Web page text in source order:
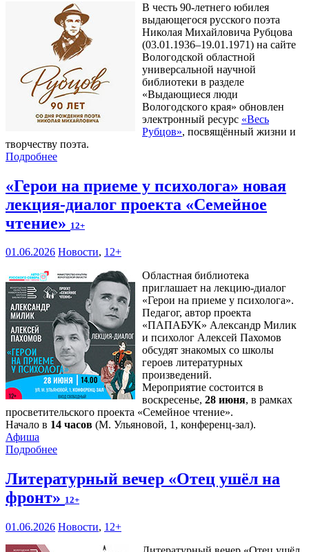
В честь 90-летнего юбилея
выдающегося русского поэта
Николая Михайловича Рубцова
(03.01.1936–19.01.1971) на сайте
Вологодской областной
универсальной научной
библиотеки в разделе
«Выдающиеся люди
Вологодского края» обновлен
электронный ресурс «Весь
Рубцов», посвящённый жизни и
творчеству поэта.
Подробнее
«Герои на приеме у психолога» новая
лекция-диалог проекта «Семейное
чтение» 12+
01.06.2026 Новости, 12+
Областная библиотека
приглашает на лекцию-диалог
«Герои на приеме у психолога».
Педагог, автор проекта
«ПАПАБУК» Александр Милик
и психолог Алексей Пахомов
обсудят знакомых со школы
героев литературных
произведений.
Мероприятие состоится в
воскресенье, 28 июня, в рамках
просветительского проекта «Семейное чтение».
Начало в 14 часов (М. Ульяновой, 1, конференц-зал).
Афиша
Подробнее
Литературный вечер «Отец ушёл на
фронт» 12+
01.06.2026 Новости, 12+